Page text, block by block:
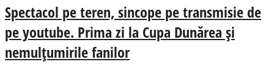
Spectacol pe teren, sincope pe transmisie de
pe youtube. Prima zi la Cupa Dunărea și
nemulțumirile fanilor